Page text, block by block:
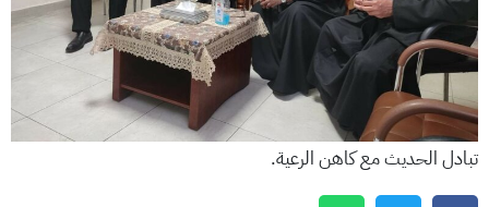
تبادل الحديث مع كاهن الرعية.